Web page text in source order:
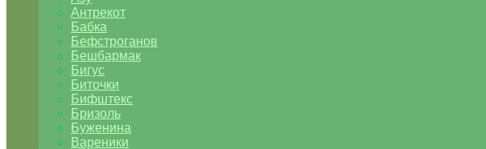
Антрекот
Бабка
Бефстроганов
Бешбармак
Бигус
Биточки
Бифштекс
Бризоль
Буженина
Вареники